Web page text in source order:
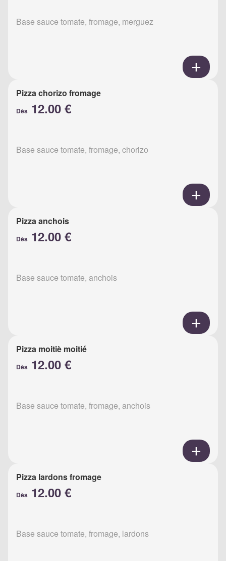
Base sauce tomate, fromage, merguez
Pizza chorizo fromage
Dès 12.00 €
Base sauce tomate, fromage, chorizo
Pizza anchois
Dès 12.00 €
Base sauce tomate, anchois
Pizza moitiè moitié
Dès 12.00 €
Base sauce tomate, fromage, anchois
Pizza lardons fromage
Dès 12.00 €
Base sauce tomate, fromage, lardons